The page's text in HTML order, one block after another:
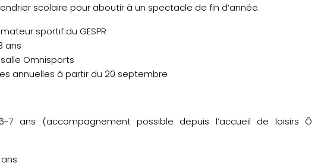
scolaire pour aboutir à un spectacle de fin d’année.
sportif du GESPR
ans
Omnisports
annuelles à partir du 20 septembre
7 ans (accompagnement possible depuis l’accueil de loisirs Ô